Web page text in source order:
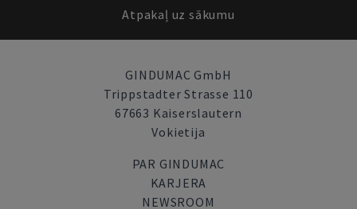
Atpakaļ uz sākumu
GINDUMAC GmbH
Trippstadter Strasse 110
67663 Kaiserslautern
Vokietija
PAR GINDUMAC
KARJERA
NEWSROOM